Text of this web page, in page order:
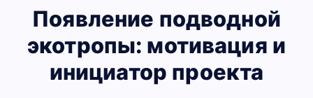
Появление подводной
экотропы: мотивация и
инициатор проекта